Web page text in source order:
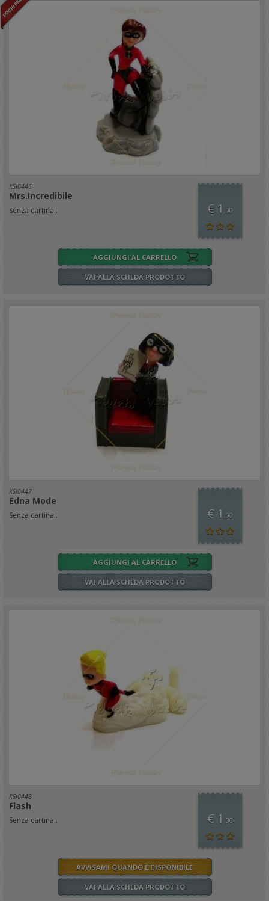
KSI0446
Mrs.Incredibile
Senza cartina.. € 1 ,00
AGGIUNGI AL CARRELLO
VAI ALLA SCHEDA PRODOTTO
KSI0447
Edna Mode
Senza cartina.. € 1 ,00
AGGIUNGI AL CARRELLO
VAI ALLA SCHEDA PRODOTTO
KSI0448
Flash
Senza cartina.. € 1 ,00
AVVISAMI QUANDO È DISPONIBILE
VAI ALLA SCHEDA PRODOTTO